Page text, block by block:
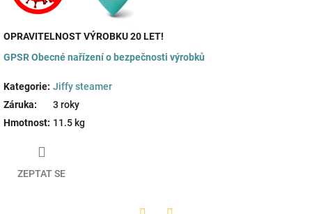
OPRAVITELNOST VÝROBKU 20 LET!
GPSRObecné nařízení o bezpečnosti výrobků
Kategorie: Jiffy steamer
Záruka:
3 roky
Hmotnost: 11.5 kg
ZEPTAT SE